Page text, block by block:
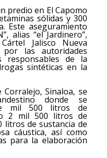
predio en El Capomo
sólidas y 300
Este aseguramiento
alias “el Jardinero”,
Jalisco Nueva
por las autoridades
responsables de la
sintéticas en la
Sinaloa, se
donde se
mil 500 litros de
2 mil 500 litros de
litros de sustancia de
cáustica, así como
para la elaboración